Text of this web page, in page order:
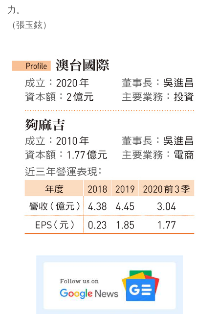
力。
（張玉鉉）